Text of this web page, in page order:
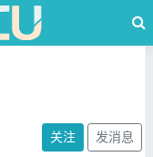
关注 发消息